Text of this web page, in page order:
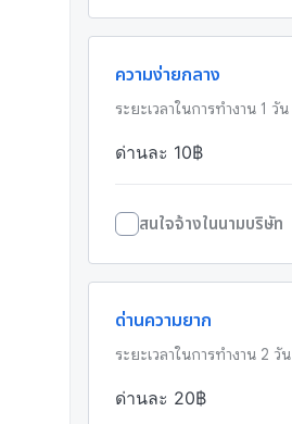
ความง่ายกลาง
ระยะเวลาในการทำงาน 1 วัน
ด่านละ 10฿
สนใจจ้างในนามบริษัท
ด่านความยาก
ระยะเวลาในการทำงาน 2 วัน
ด่านละ 20฿